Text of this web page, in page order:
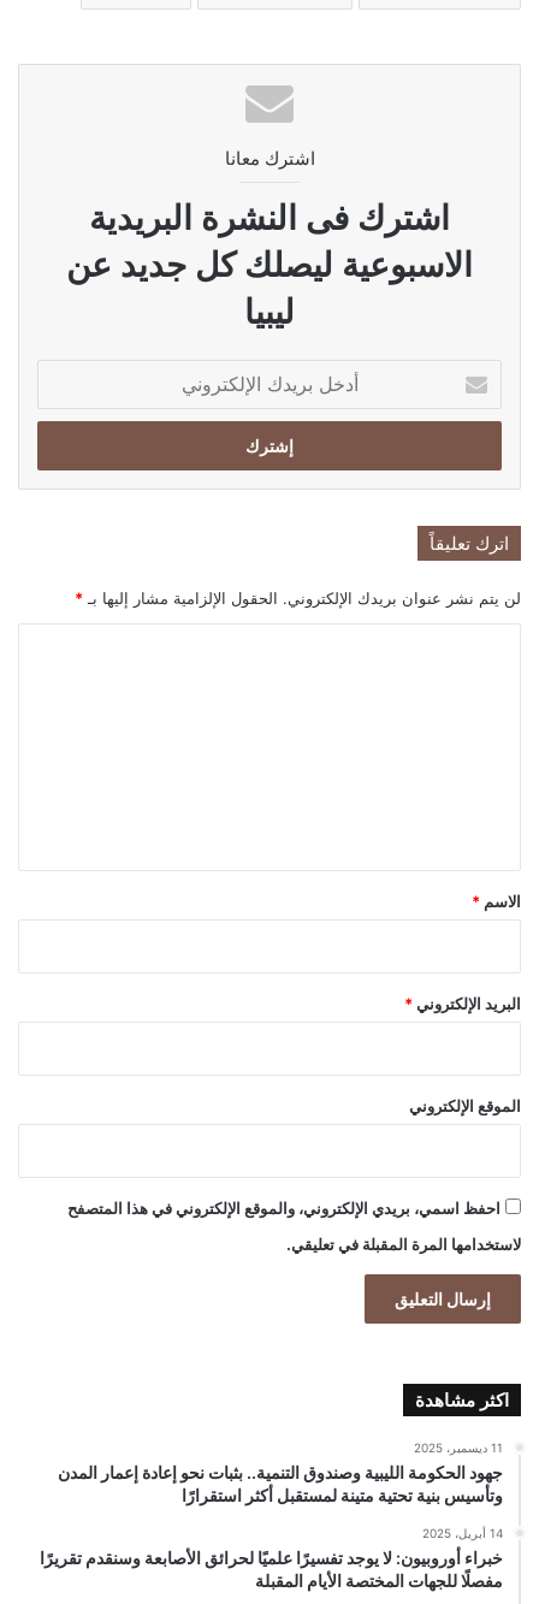
اشترك معانا
اشترك فى النشرة البريدية
الاسبوعية ليصلك كل جديد عن
ليبيا
بريدك
الإلكتروني
اترك تعليقاً
لن يتم نشر عنوان بريدك الإلكتروني. الحقول الإلزامية مشار إليها بـ *
*
الاسم *
البريد الإلكتروني *
الموقع الإلكتروني
احفظ اسمي، بريدي الإلكتروني، والموقع الإلكتروني في هذا المتصفح
لاستخدامها المرة المقبلة في تعليقي.
اكثر مشاهدة
11 ديسمبر، 2025
جهود الحكومة الليبية وصندوق التنمية.. بثبات نحو إعادة إعمار المدن
وتأسيس بنية تحتية متينة لمستقبل أكثر استقرارًا
14 أبريل، 2025
خبراء أوروبيون: لا يوجد تفسيرًا علميًا لحرائق الأصابعة وسنقدم تقريرًا
مفصلًا للجهات المختصة الأيام المقبلة